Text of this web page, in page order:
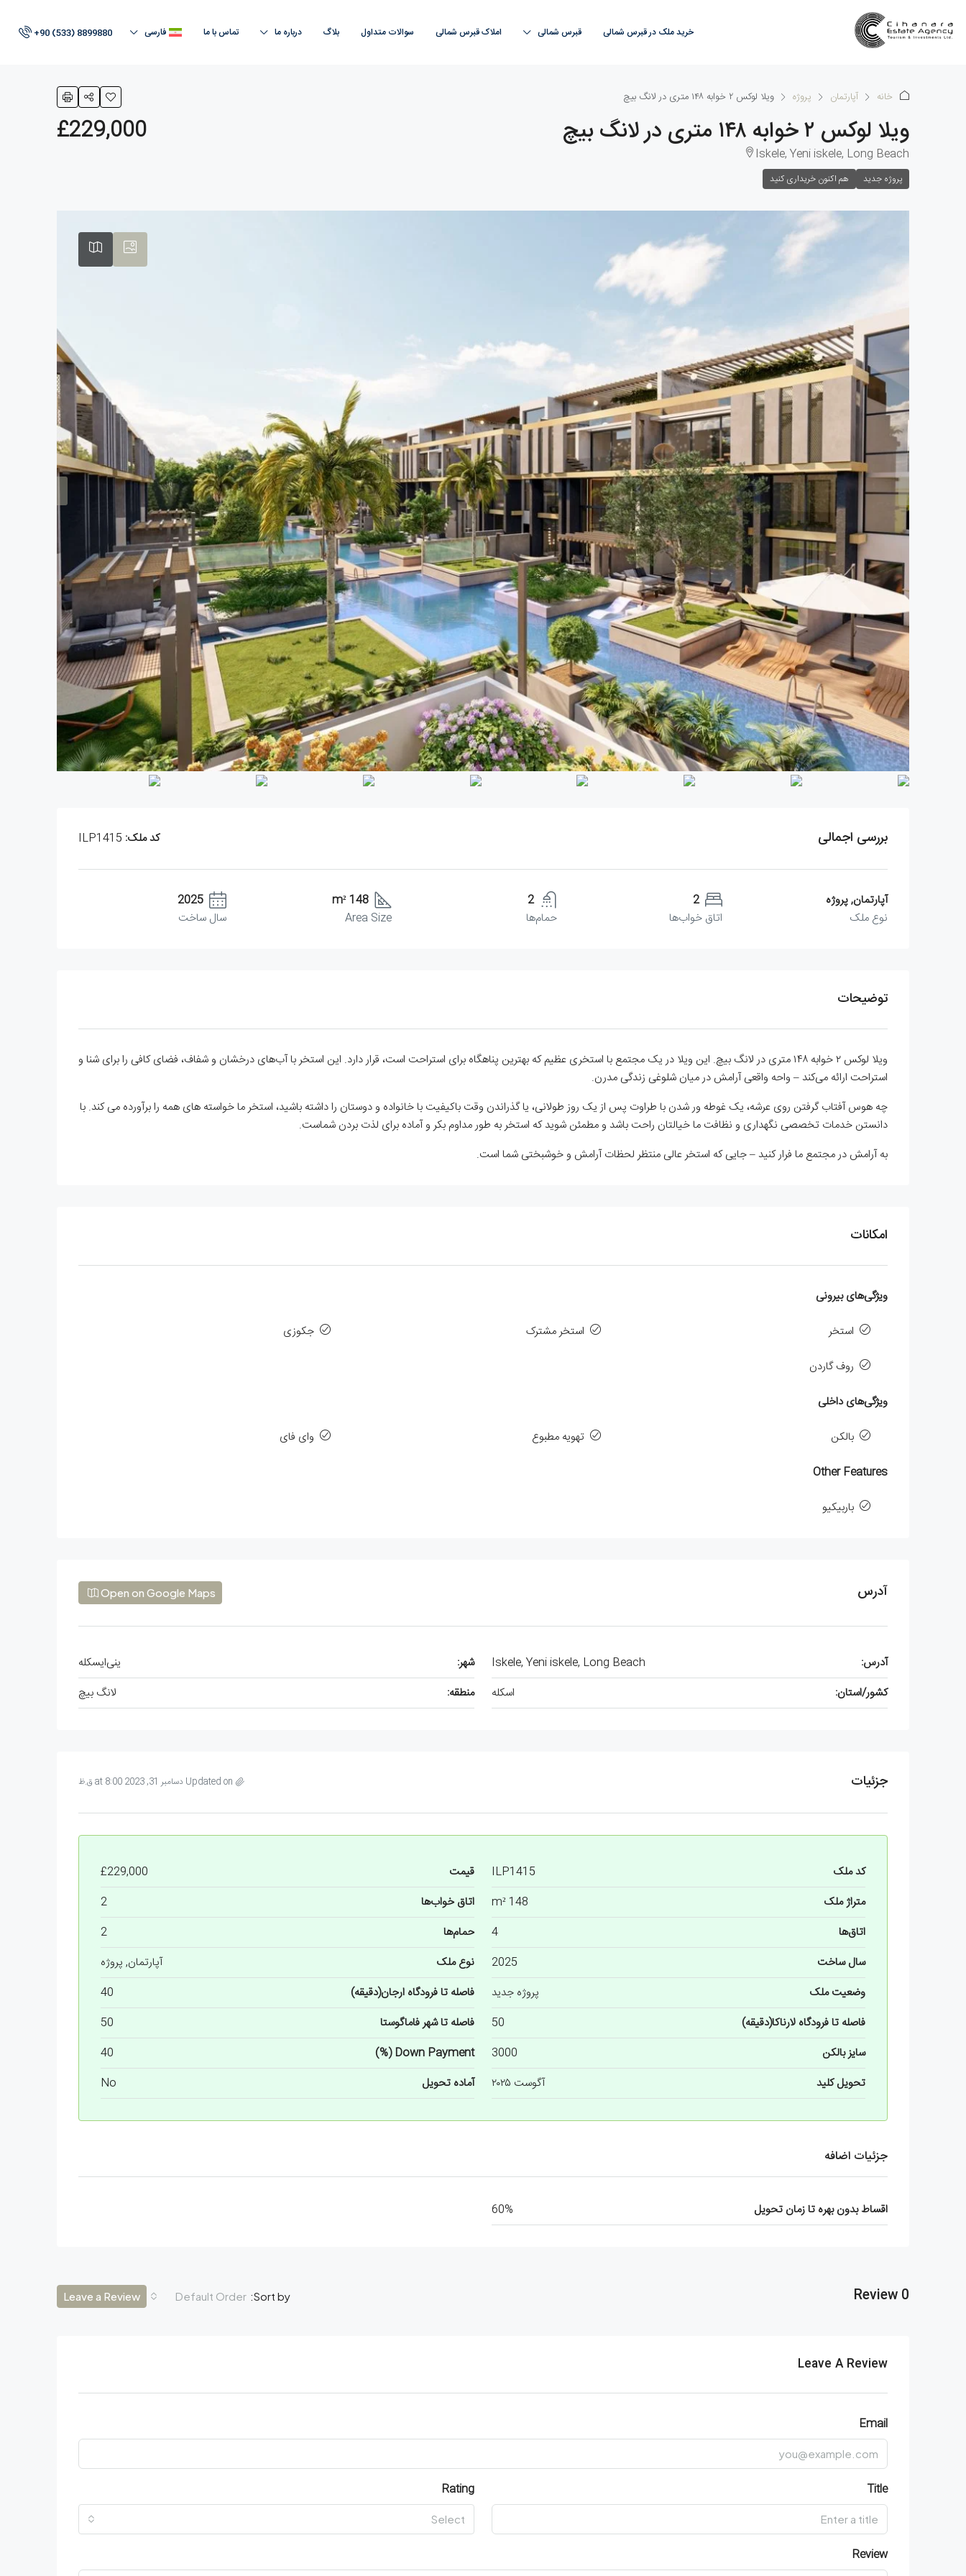
خرید ملک در قبرس شمالی قبرس‌ شمالی املاک قبرس‌ شمالی سوالات متداول بلاگ درباره ما تماس با ما فارسی +90 (533) 8899880
خانه آپارتمان پروژه ویلا لوکس ۲ خوابه ۱۴۸ متری در لانگ بیچ
ویلا لوکس ۲ خوابه ۱۴۸ متری در لانگ بیچ
Iskele, Yeni iskele, Long Beach
پروژه جدید هم اکنون خریداری کنید
£229,000
بررسی اجمالی کد ملک:
آپارتمان, پروژه
نوع ملک
2
اتاق خواب‌ها
2
حمام‌ها
148 m²
Area Size
2025
سال ساخت
توضیحات
ویلا لوکس ۲ خوابه ۱۴۸ متری در لانگ بیچ. این ویلا در یک مجتمع با استخری عظیم که بهترین پناهگاه برای استراحت است، قرار دارد. این استخر با آب‌های درخشان و شفاف، فضای کافی را برای شنا و
استراحت ارائه می‌کند – واحه واقعی آرامش در میان شلوغی زندگی مدرن.
چه هوس آفتاب گرفتن روی عرشه، یک غوطه ور شدن با طراوت پس از یک روز طولانی، یا گذراندن وقت باکیفیت با خانواده و دوستان را داشته باشید، استخر ما خواسته های همه را برآورده می کند. با
دانستن خدمات تخصصی نگهداری و نظافت ما خیالتان راحت باشد و مطمئن شوید که استخر به طور مداوم بکر و آماده برای لذت بردن شماست.
به آرامش در مجتمع ما فرار کنید – جایی که استخر عالی منتظر لحظات آرامش و خوشبختی شما است.
امکانات
ویژگی‌های بیرونی
استخر
استخر مشترک
جکوزی
روف گاردن
ویژگی‌های داخلی
بالکن
تهویه مطبوع
وای فای
Other Features
باربیکیو
آدرس Open on Google Maps
آدرس: Iskele, Yeni iskele, Long Beach شهر:
ینی‌ایسکله
کشور/استان:
اسکله منطقه: لانگ بیچ
جزئیات Updated on دسامبر 31, 2023 at 8:00 ق.ظ
کد ملک ILP1415 قیمت
£229,000
متراژ ملک
148 m² اتاق خواب‌ها
2
اتاق‌ها
4 حمام‌ها
2
سال ساخت
2025 نوع ملک
آپارتمان, پروژه
وضعیت ملک
پروژه جدید فاصله تا فرودگاه ارجان(دقیقه)
40
فاصله تا فرودگاه لارناکا(دقیقه)
50 فاصله تا شهر فاماگوستا
50
سایز بالکن
3000
Down Payment (%)
40
تحویل کلید
آگوست ۲۰۲۵ آماده تحویل No
جزئیات اضافه
اقساط بدون بهره تا زمان تحویل 60%
0 Review
Sort by:
Default Order
Leave a Review
Leave A Review
Email
Title
Rating
Select
Review